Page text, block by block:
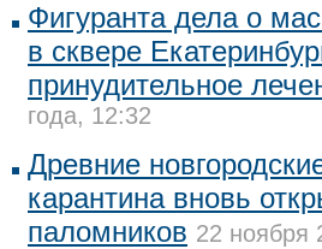
Фигуранта дела о
в сквере
принудительное
года, 12:32
Древние
карантина вновь
паломников 22 ноября